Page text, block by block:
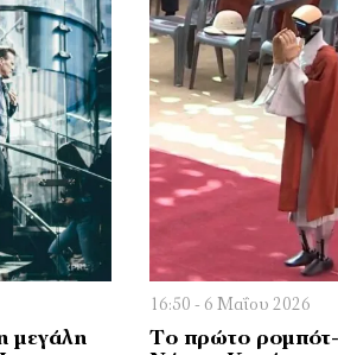
μεγάλη
16:50 - 6 Μαΐου 2026
Το πρώτο